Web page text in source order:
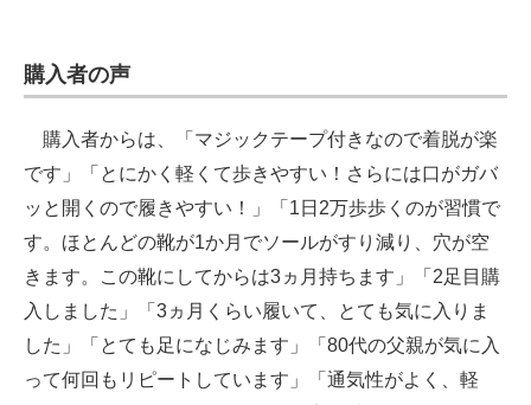
購入者の声
購入者からは、「マジックテープ付きなので着脱が楽
です」「とにかく軽くて歩きやすい！さらには口がガバ
ッと開くので履きやすい！」「1日2万歩歩くのが習慣で
す。ほとんどの靴が1か月でソールがすり減り、穴が空
きます。この靴にしてからは3ヵ月持ちます」「2足目購
入しました」「3ヵ月くらい履いて、とても気に入りま
した」「とても足になじみます」「80代の父親が気に入
って何回もリピートしています」「通気性がよく、軽